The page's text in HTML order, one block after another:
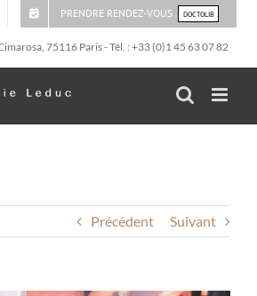
PRENDRE RENDEZ-VOUS DOCTOLIB
75116 Paris - Tél. : +33 (0)1 45 63 07 82
Précédent Suivant